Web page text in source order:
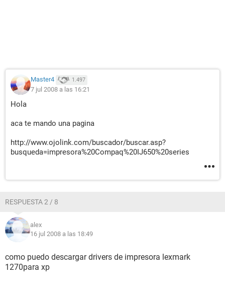
Master4 1.497
7 jul 2008 a las 16:21
Hola
aca te mando una pagina
http://www.ojolink.com/buscador/buscar.asp?
busqueda=impresora%20Compaq%20IJ650%20series
RESPUESTA 2 / 8
alex
16 jul 2008 a las 18:49
como puedo descargar drivers de impresora lexmark
1270para xp